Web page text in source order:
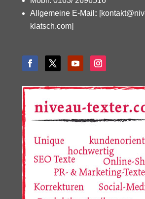
Allgemeine E-Mail :
klatsch.com]